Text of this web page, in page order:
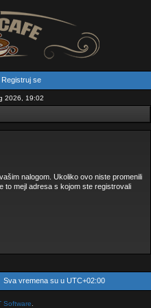
Registruj se
2026, 19:02
nalogom. Ukoliko ovo niste promenili
to mejl adresa s kojom ste registrovali
Sva vremena su u UTC+02:00
Software